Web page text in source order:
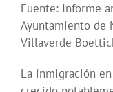
Fuente: Informe
Ayuntamiento de
Villaverde
La inmigración